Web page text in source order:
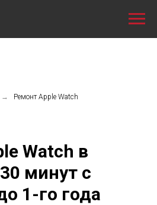
→ Ремонт Apple Watch
Watch в
минут с
1-го года